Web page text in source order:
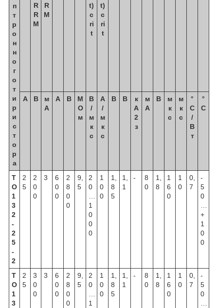
п
т
р
о
н
н
о
г
о
т
и
р
и
с
т
о
р
а
R
R
M
R
M
t)
c
ri
t
t)
c
ri
t
А В
м
А
А В
М
О
м
В
/
м
к
с
А
/
м
к
с
В В
к
A
2
з
м
А
В
м
к
с
м
к
с
°
С
/
В
т
°
С
Т
О
1
3
2
-
2
5
-
2
2
5
2
0
0
3
6
0
0
2
8
0
0
9,
5
2
0
…
1
0
0
0
1
0
0
1,
8
5
1,
1
-
8
0
1,
8
1
6
0
1
0
0,
7
-
5
0
…
+
1
0
0
Т
О
1
3
2
5
3
0
0
3
6
0
0
2
8
0
0
9,
5
2
0
…
1
1
0
0
1,
8
5
1,
1
-
8
0
1,
8
1
6
0
1
0
0,
7
-
5
0
…